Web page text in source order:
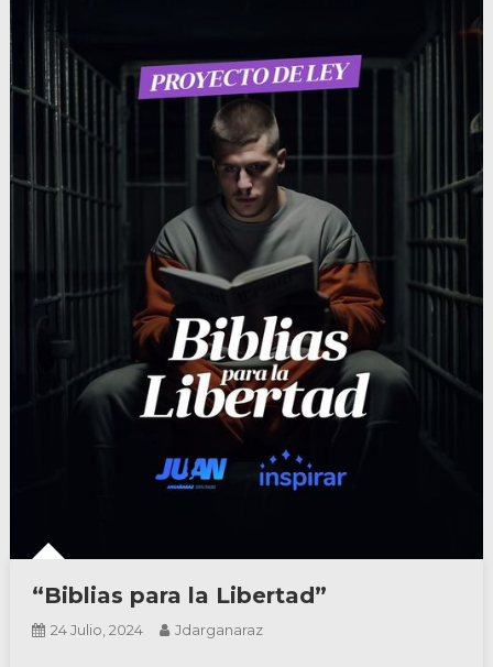
“Biblias para la Libertad”
24 Julio, 2024 Jdarganaraz